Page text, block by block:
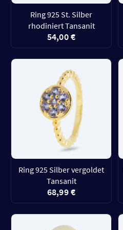
Ring 925 St. Silber
rhodiniert Tansanit
54,00 €
Ring 925 Silber vergoldet
Tansanit
68,99 €